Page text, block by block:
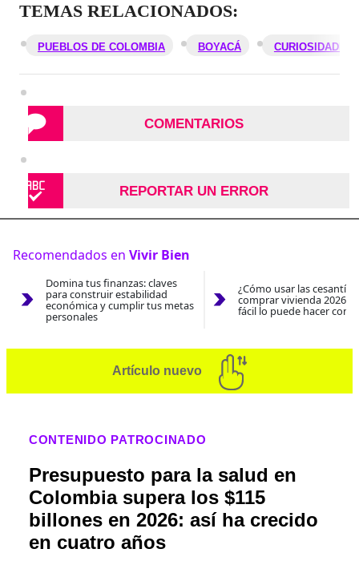
TEMAS RELACIONADOS:
PUEBLOS DE COLOMBIA BOYACÁ CURIOSIDADES
COMENTARIOS
REPORTAR UN ERROR
Recomendados en Vivir Bien
Domina tus finanzas: claves
para construir estabilidad
económica y cumplir tus metas
personales
¿Cómo usar las
comprar vivienda 2026?
fácil lo puede hacer con
Artículo nuevo
CONTENIDO PATROCINADO
Presupuesto para la salud en
Colombia supera los $115
billones en 2026: así ha crecido
en cuatro años